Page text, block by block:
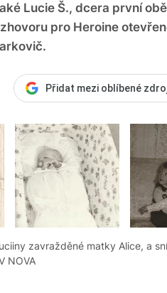
Lucie Š., dcera první
pro Heroine
Přidat mezi oblíbené
zavražděné matky Alice, a
NOVA